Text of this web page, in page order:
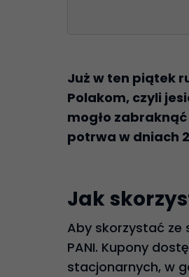
Już w ten piątek
Polakom, czyli
mogło zabraknąć
potrwa w dniach
Jak
Aby skorzystać ze
PANI. Kupony
stacjonarnych, w